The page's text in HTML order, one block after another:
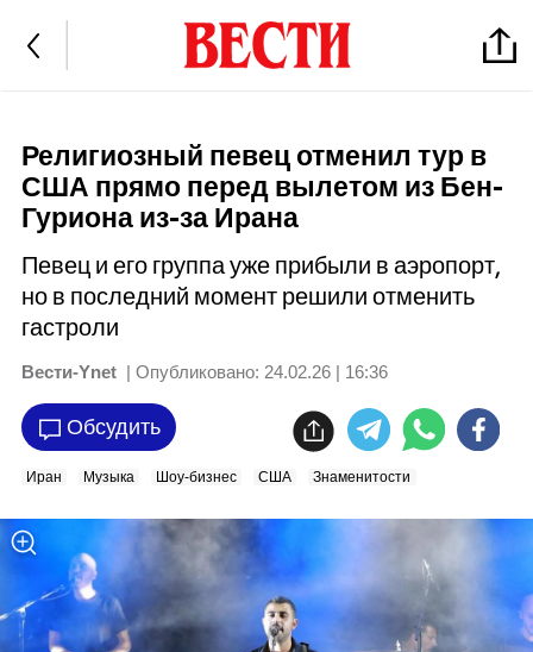
Религиозный певец отменил тур в
США прямо перед вылетом из Бен-
Гуриона из-за Ирана
Певец и его группа уже прибыли в аэропорт,
но в последний момент решили отменить
гастроли
Вести-Ynet | Опубликовано: 24.02.26 | 16:36
Обсудить
Иран Музыка Шоу-бизнес США Знаменитости